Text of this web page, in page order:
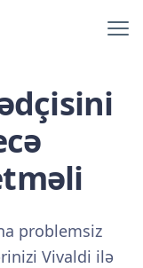
problemsiz
Vivaldi ilə